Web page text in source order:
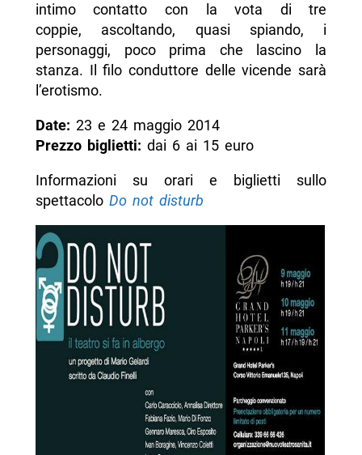
intimo contatto con la vota di tre
coppie, ascoltando, quasi spiando, i
personaggi, poco prima che lascino la
stanza. Il filo conduttore delle vicende sarà
l’erotismo.
Date: 23 e 24 maggio 2014
Prezzo biglietti: dai 6 ai 15 euro
Informazioni su orari e biglietti sullo
spettacolo Do not disturb